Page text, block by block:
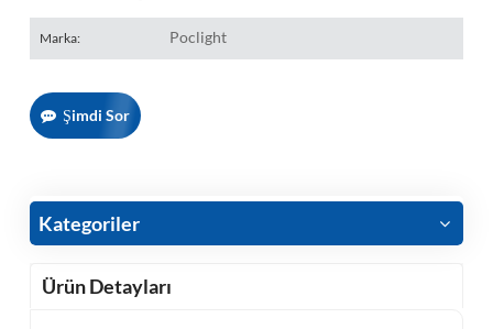
Marka: Poclight
Şimdi Sor
Kategoriler
Ürün Detayları